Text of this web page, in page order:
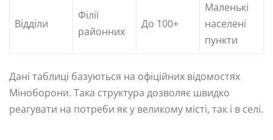
Відділи
Філії
районних
До 100+
Маленькі
населені
пункти
Дані таблиці базуються на офіційних відомостях
Міноборони. Така структура дозволяє швидко
реагувати на потреби як у великому місті, так і в селі.